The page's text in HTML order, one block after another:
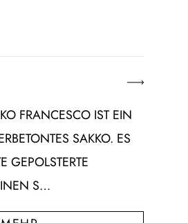
FRANCESCO IST EIN
SAKKO. ES
GEPOLSTERTE
S…